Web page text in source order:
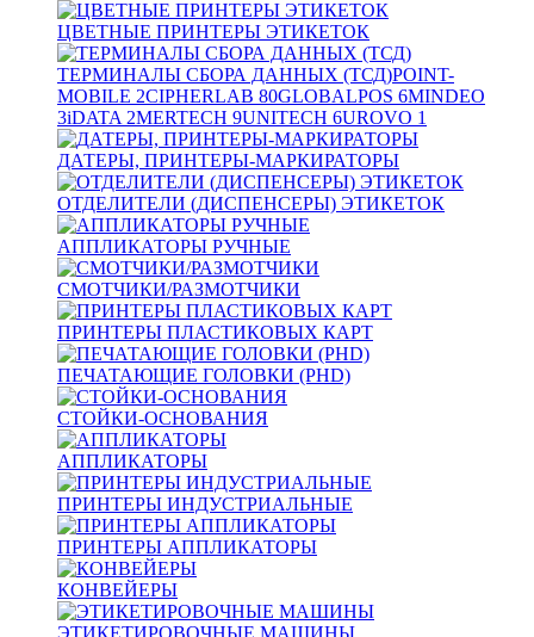
ЦВЕТНЫЕ ПРИНТЕРЫ ЭТИКЕТОК
ТЕРМИНАЛЫ СБОРА ДАННЫХ (ТСД)POINT-
MOBILE 2CIPHERLAB 80GLOBALPOS 6MINDEO
3iDATA 2MERTECH 9UNITECH 6UROVO 1
ДАТЕРЫ, ПРИНТЕРЫ-МАРКИРАТОРЫ
ОТДЕЛИТЕЛИ (ДИСПЕНСЕРЫ) ЭТИКЕТОК
АППЛИКАТОРЫ РУЧНЫЕ
СМОТЧИКИ/РАЗМОТЧИКИ
ПРИНТЕРЫ ПЛАСТИКОВЫХ КАРТ
ПЕЧАТАЮЩИЕ ГОЛОВКИ (PHD)
СТОЙКИ-ОСНОВАНИЯ
АППЛИКАТОРЫ
ПРИНТЕРЫ ИНДУСТРИАЛЬНЫЕ
ПРИНТЕРЫ АППЛИКАТОРЫ
КОНВЕЙЕРЫ
ЭТИКЕТИРОВОЧНЫЕ МАШИНЫ